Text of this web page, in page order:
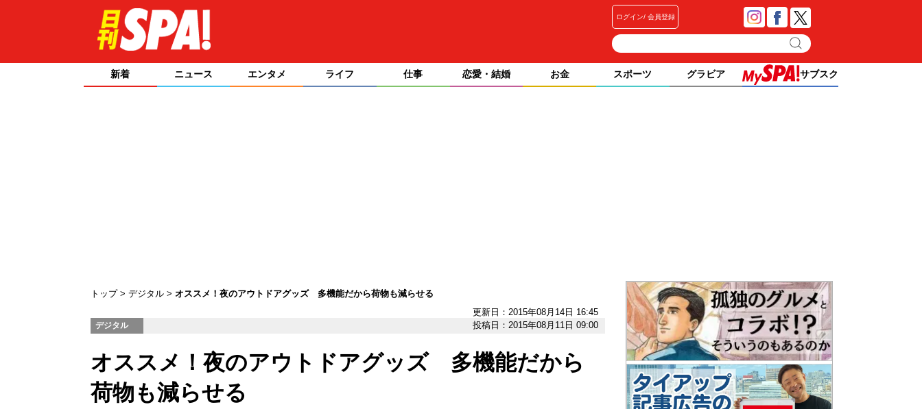
ログイン 会員登録
新着 ニュース エンタメ ライフ 仕事 恋愛・結婚 お金 スポーツ グラビア サブスク
トップ デジタル
オススメ！夜のアウトドアグッズ 多機能だから荷物も減らせる
更新日：2015年08月14日 16:45
デジタル 投稿日：2015年08月11日 09:00
オススメ！夜のアウトドアグッズ 多機能だから
荷物も減らせる